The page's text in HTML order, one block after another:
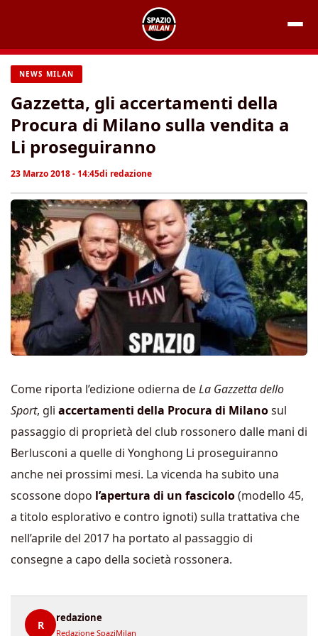
contenuto
NEWS MILAN
Gazzetta, gli accertamenti della
Procura di Milano sulla vendita a
Li proseguiranno
23 Marzo 2018 - 14:45di redazione
Come riporta l’edizione odierna deLa Gazzetta dello
Sport, gli accertamenti della Procura di Milanosul
passaggio di proprietà del club rossonero dalle mani di
Berlusconi a quelle di Yonghong Li proseguiranno
anche nei prossimi mesi. La vicenda ha subito una
scossone dopo l’apertura di un fascicolo(modello 45,
a titolo esplorativo e contro ignoti) sulla trattativa che
nell’aprile del 2017 ha portato al passaggio di
consegne a capo della società rossonera.
R
redazione
Redazione SpaziMilan